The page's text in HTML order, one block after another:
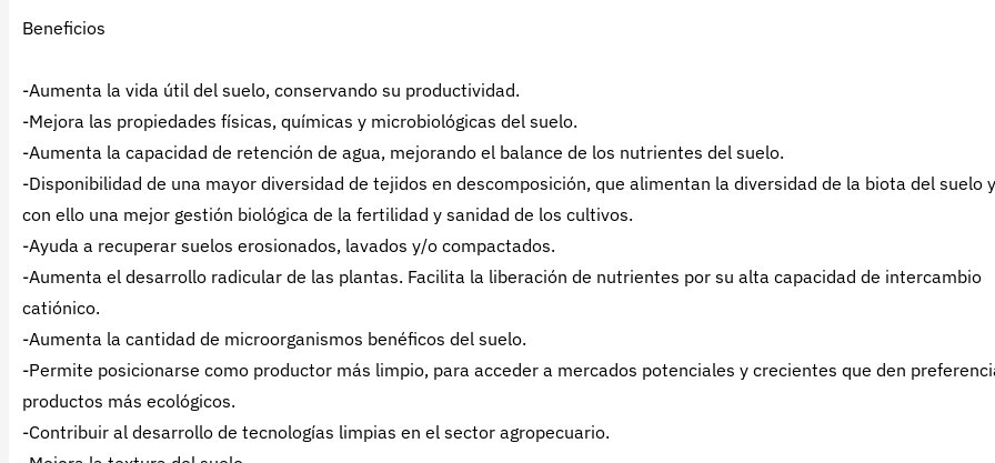
Beneficios
-Aumenta la vida útil del suelo, conservando su productividad.
-Mejora las propiedades físicas, químicas y microbiológicas del suelo.
-Aumenta la capacidad de retención de agua, mejorando el balance de los nutrientes del suelo.
-Disponibilidad de una mayor diversidad de tejidos en descomposición, que alimentan la diversidad de la biota del suelo y
con ello una mejor gestión biológica de la fertilidad y sanidad de los cultivos.
-Ayuda a recuperar suelos erosionados, lavados y/o compactados.
-Aumenta el desarrollo radicular de las plantas. Facilita la liberación de nutrientes por su alta capacidad de intercambio
catiónico.
-Aumenta la cantidad de microorganismos benéficos del suelo.
-Permite posicionarse como productor más limpio, para acceder a mercados potenciales y crecientes que den
productos más ecológicos.
-Contribuir al desarrollo de tecnologías limpias en el sector agropecuario.